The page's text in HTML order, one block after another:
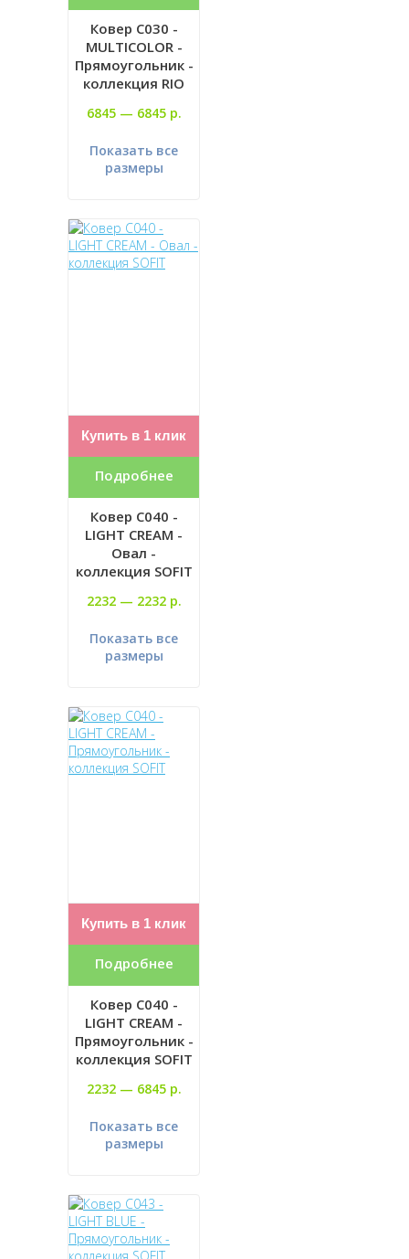
Ковер C030 -
MULTICOLOR -
Прямоугольник -
коллекция RIO
6845 — 6845 р.
Показать все
размеры
Купить в 1 клик
Подробнее
Ковер C040 -
LIGHT CREAM -
Овал -
коллекция SOFIT
2232 — 2232 р.
Показать все
размеры
Купить в 1 клик
Подробнее
Ковер C040 -
LIGHT CREAM -
Прямоугольник -
коллекция SOFIT
2232 — 6845 р.
Показать все
размеры